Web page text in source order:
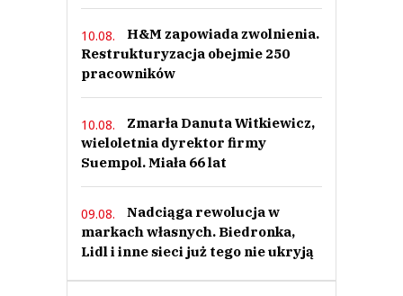
10.08.
H&M zapowiada zwolnienia.
Restrukturyzacja obejmie 250
pracowników
10.08.
Zmarła Danuta Witkiewicz,
wieloletnia dyrektor firmy
Suempol. Miała 66 lat
09.08.
Nadciąga rewolucja w
markach własnych. Biedronka,
Lidl i inne sieci już tego nie ukryją